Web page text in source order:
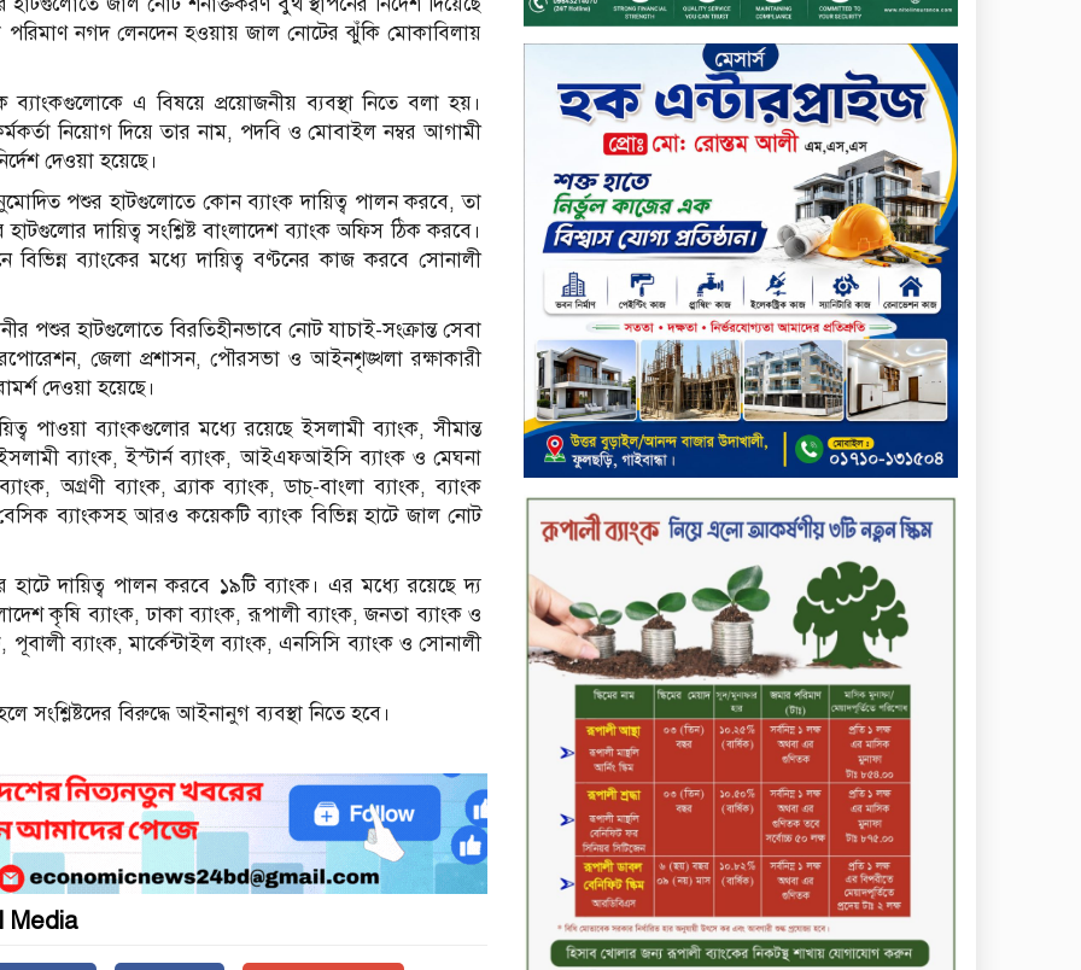
নগদ লেনদেন হওয়ায় জাল নোটের ঝুঁকি মোকাবিলায়
ব্যাংকগুলোকে এ বিষয়ে প্রয়োজনীয় ব্যবস্থা নিতে বলা হয়।
নিয়োগ দিয়ে তার নাম, পদবি ওমোবাইল নম্বর আগামী
দেওয়া হয়েছে।
পশুর হাটগুলোতে কোন ব্যাংক দায়িত্ব পালন করবে, তা
দায়িত্ব সংশ্লিষ্ট বাংলাদেশ ব্যাংক অফিস ঠিক করবে।
ব্যাংকের মধ্যে দায়িত্ব বণ্টনের কাজ করবে সোনালী
পশুর হাটগুলোতে বিরতিহীনভাবে নোট যাচাই-সংক্রান্ত সেবা
জেলা প্রশাসন, পৌরসভা ও আইনশৃঙ্খলা রক্ষাকারী
দেওয়া হয়েছে।
পাওয়া ব্যাংকগুলোর মধ্যে রয়েছে ইসলামী ব্যাংক, সীমান্ত
ব্যাংক, ইস্টার্ন ব্যাংক, আইএফআইসি ব্যাংক ও মেঘনা
অগ্রণী ব্যাংক, ব্র্যাক ব্যাংক, ডাচ্-বাংলা ব্যাংক, ব্যাংক
ব্যাংকসহ আরও কয়েকটি ব্যাংক বিভিন্ন হাটে জাল নোট
দায়িত্ব পালন করবে ১৯টি ব্যাংক। এর মধ্যে রয়েছে দ্য
কৃষি ব্যাংক, ঢাকা ব্যাংক, রূপালী ব্যাংক, জনতা ব্যাংক ও
ব্যাংক, মার্কেন্টাইল ব্যাংক, এনসিসি ব্যাংক ও সোনালী
বিরুদ্ধে আইনানুগ ব্যবস্থা নিতে হবে।
Media
ডিজিটাল স্ক্রিন ছেড়ে ফসলের মাঠে
শিক্ষার্থীরা; টাঙ্গাইলের মহিষমারা
কলেজে খুন্তি-কোদালে তরুণদের
নতুন বিপ্লব!
শান্তা পিনাকলে প্রিমিয়ার ব্যাংকের
বোর্ড সভা অনুষ্ঠিত
কাফরুলে মুক্তিযোদ্ধা কল্যাণ
সমিতিতে ইশতিয়াক আজিজ
উলফাতের কোটি টাকার দুর্নীতি,
ফ্ল্যাট দখলের অপচেষ্টা ও সন্ত্রাসী
হামলা
ব্যাংকিং খাত স্থিতিশীল করতে ১৮
মাসের পরিকল্পনা কেন্দ্রীয়
ব্যাংকের
কারখানার উৎপাদন কার্যক্রম
সম্পূর্ণ বন্ধ, জানাল এস আলম
দীর্ঘস্থায়ী ৭,৫০০ এমএএইচ
ব্যাটারি এবং শক্তিশালী গরিলা গ্লাস
৭আই সুরক্ষা নিয়ে শাওমি উন্মোচন
করল নতুন রেডমি ১৭
২০২৫-২৬ অর্থবছরে এনবিআরের
রাজস্ব আদায় ৪.১৫ লাখ কোটি
সপ্তাহের তৃতীয় কার্যদিবসে
লেনদেনের শীর্ষে একমি
পেস্টিসাইড
সপ্তাহের তৃতীয় কার্যদিবসে
দরবৃদ্ধির শীর্ষে সেন্ট্রাল ইন্সুরেন্স